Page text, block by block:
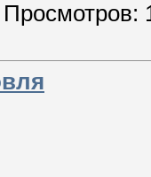
Просмотров: